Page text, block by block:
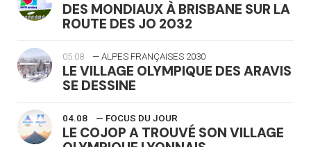
DES MONDIAUX À BRISBANE SUR LA
ROUTE DES JO 2032
05.08 — ALPES FRANÇAISES 2030
LE VILLAGE OLYMPIQUE DES ARAVIS
SE DESSINE
04.08 — FOCUS DU JOUR
LE COJOP A TROUVÉ SON VILLAGE